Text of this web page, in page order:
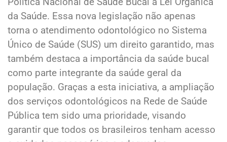
da Saúde. Essa nova legislação não apenas
torna o atendimento odontológico no Sistema
Único de Saúde (SUS) um direito garantido, mas
também destaca a importância da saúde bucal
como parte integrante da saúde geral da
população. Graças a esta iniciativa, a ampliação
dos serviços odontológicos na Rede de Saúde
Pública tem sido uma prioridade, visando
garantir que todos os brasileiros tenham acesso